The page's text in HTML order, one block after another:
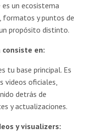
un ecosistema
formatos y puntos de
propósito distinto.
en:
tu base principal. Es
videos oficiales,
detrás de
y actualizaciones.
y visualizers: